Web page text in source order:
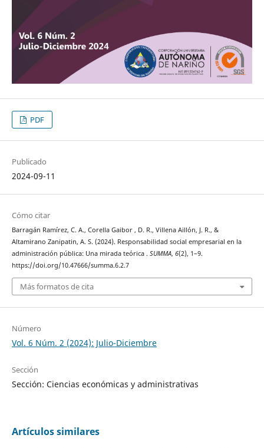
PDF
Publicado
2024-09-11
Cómo citar
Barragán Ramírez, C. A., Corella Gaibor , D. R., Villena Aillón, J. R., &
Altamirano Zanipatin, A. S. (2024). Responsabilidad social empresarial en la
administración pública: Una mirada teórica . SUMMA, 6(2), 1–9.
https://doi.org/10.47666/summa.6.2.7
Más formatos de cita
Número
Vol. 6 Núm. 2 (2024): Julio-Diciembre
Sección
Sección: Ciencias económicas y administrativas
Artículos similares